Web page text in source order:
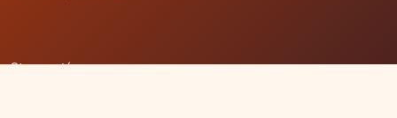
Strona główna